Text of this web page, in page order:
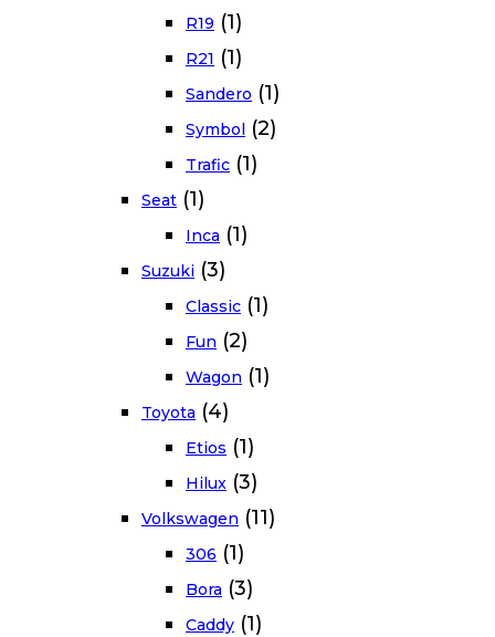
R19 (1)
R21 (1)
Sandero (1)
Symbol (2)
Trafic (1)
Seat (1)
Inca (1)
Suzuki (3)
Classic (1)
Fun (2)
Wagon (1)
Toyota (4)
Etios (1)
Hilux (3)
Volkswagen (11)
306 (1)
Bora (3)
Caddy (1)